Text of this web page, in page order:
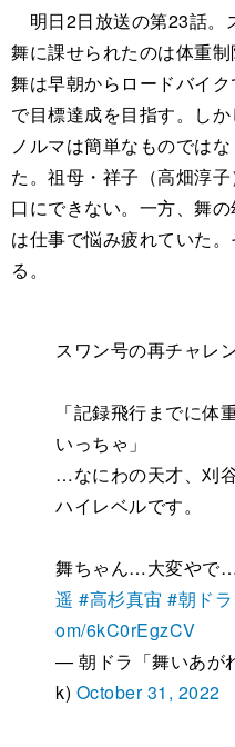
明日2日放送の第23話。
舞に課せられたのは体重制
舞は早朝からロードバイ
で目標達成を目指す。し
ノルマは簡単なものでは
た。祖母・祥子（高畑淳
口にできない。一方、舞の
は仕事で悩み疲れていた
る。
スワン号の再チャレ
「記録飛行までに体
いっちゃ」
…なにわの天才、刈
ハイレベルです。
舞ちゃん…大変やで
遥 #高杉真宙 #朝ドラ
om/6kC0rEgzCV
— 朝ドラ「舞いあが
k) October 31, 2022